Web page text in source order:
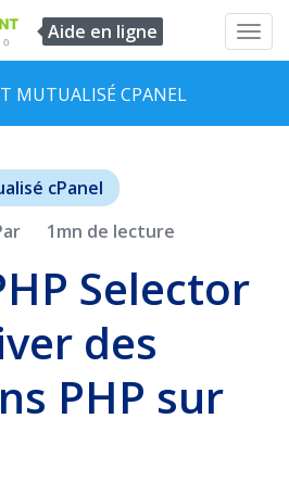
Aide en ligne
MUTUALISÉ CPANEL
cPanel
1mn de lecture
Selector
des
PHP sur